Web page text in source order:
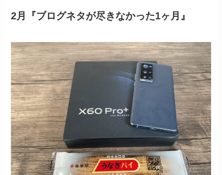
2月『ブログネタが尽きなかった1ヶ月』